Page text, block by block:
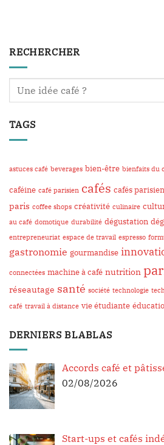
RECHERCHER
TAGS
astuces café beverages bien-être bienfaits du
caféine café parisien cafés cafés
paris coffee shops créativité culinaire
au café domotique durabilité dégustation
entrepreneuriat espace de travail espresso
gastronomie gourmandise
connectées machine à café nutrition
réseautage santé société technologie
café travail à distance vie étudiante
DERNIERS BLABLAS
Accords café et
02/08/2026
Start-ups et cafés